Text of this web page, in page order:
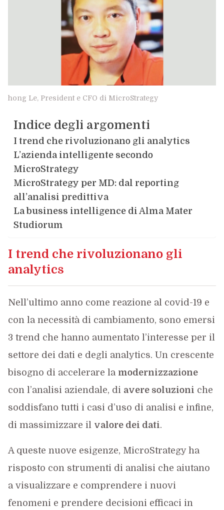
hong Le, President e CFO di MicroStrategy
Indice degli argomenti
I trend che rivoluzionano gli analytics
L’azienda intelligente secondo
MicroStrategy
MicroStrategy per MD: dal reporting
all’analisi predittiva
La business intelligence di Alma Mater
Studiorum
I trend che rivoluzionano gli
analytics
Nell’ultimo anno come reazione al covid-19 e
con la necessità di cambiamento, sono emersi
3 trend che hanno aumentato l’interesse per il
settore dei dati e degli analytics. Un crescente
bisogno di accelerare la modernizzazione
con l’analisi aziendale, di avere soluzioni che
soddisfano tutti i casi d’uso di analisi e infine,
di massimizzare il valore dei dati.
A queste nuove esigenze, MicroStrategy ha
risposto con strumenti di analisi che aiutano
a visualizzare e comprendere i nuovi
fenomeni e prendere decisioni efficaci in